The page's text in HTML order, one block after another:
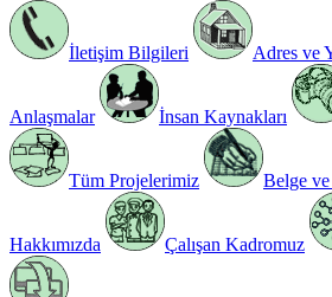
İletişim Bilgileri Adres ve
Anlaşmalar İnsan Kaynakları
Tüm Projelerimiz Belge
Hakkımızda Çalışan Kadromuz